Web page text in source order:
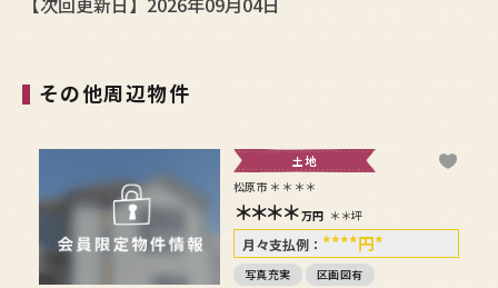
その他周辺物件
土地
松原市＊＊＊＊
＊＊＊＊ 万円 ＊＊坪
月々支払例： ****円*
写真充実
区画図有